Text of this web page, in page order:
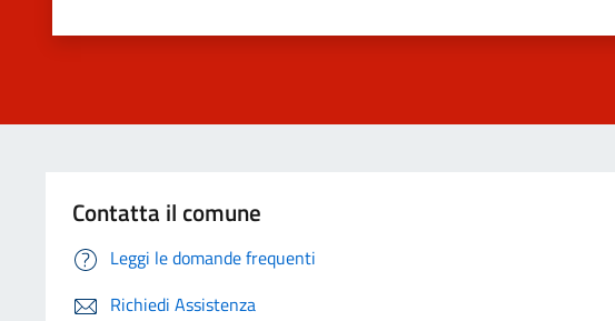
Contatta il comune
Leggi le domande frequenti
Richiedi Assistenza